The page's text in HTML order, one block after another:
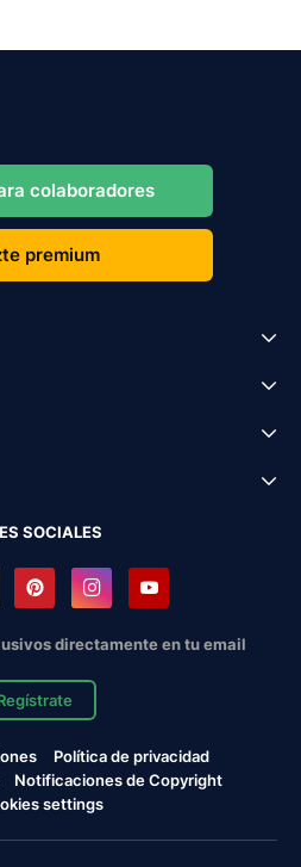
colaboradores
premium
SOCIALES
directamente en tu email
Política de privacidad
Notificaciones de Copyright
settings